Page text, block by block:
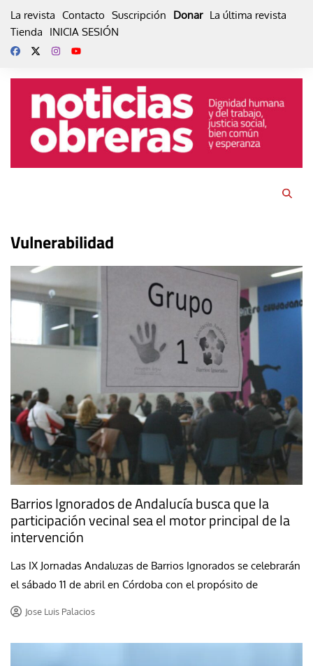
La revista Contacto Suscripción Donar La última revista
Tienda
INICIA SESIÓN
Vulnerabilidad
Barrios Ignorados de Andalucía busca que la
participación vecinal sea el motor principal de la
intervención
Las IX Jornadas Andaluzas de Barrios Ignorados se celebrarán
el sábado 11 de abril en Córdoba con el propósito de
Jose Luis Palacios